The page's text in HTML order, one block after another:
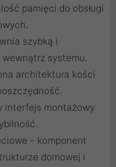
pamięci do obsługi
szybką i
systemu.
architektura kości
interfejs montażowy
– komponent
domowej i